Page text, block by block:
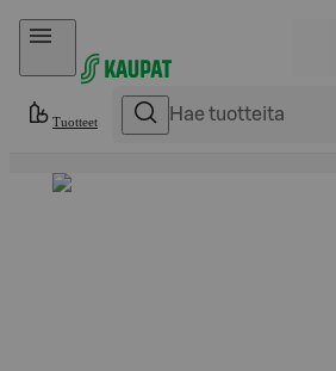
Hyppää sisältöön
Tuotteet